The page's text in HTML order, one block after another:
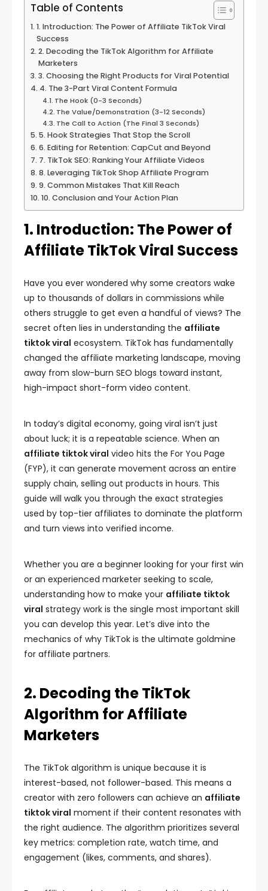
Table of Contents
1. Introduction: The Power of Affiliate TikTok Viral
Success
2. Decoding the TikTok Algorithm for Affiliate
Marketers
3. Choosing the Right Products for Viral Potential
4. The 3-Part Viral Content Formula
The Hook (0-3 Seconds)
The Value/Demonstration (3-12 Seconds)
The Call to Action (The Final 3 Seconds)
5. Hook Strategies That Stop the Scroll
6. Editing for Retention: CapCut and Beyond
7. TikTok SEO: Ranking Your Affiliate Videos
8. Leveraging TikTok Shop Affiliate Program
9. Common Mistakes That Kill Reach
10. Conclusion and Your Action Plan
1. Introduction: The Power of
Affiliate TikTok Viral Success
Have you ever wondered why some creators wake
up to thousands of dollars in commissions while
others struggle to get even a handful of views? The
secret often lies in understanding the affiliate
tiktok viral ecosystem. TikTok has fundamentally
changed the affiliate marketing landscape, moving
away from slow-burn SEO blogs toward instant,
high-impact short-form video content.
In today’s digital economy, going viral isn’t just
about luck; it is a repeatable science. When an
affiliate tiktok viral video hits the For You Page
(FYP), it can generate movement across an entire
supply chain, selling out products in hours. This
guide will walk you through the exact strategies
used by top-tier affiliates to dominate the platform
and turn views into verified income.
Whether you are a beginner looking for your first win
or an experienced marketer seeking to scale,
understanding how to make your affiliate tiktok
viral strategy work is the single most important skill
you can develop this year. Let’s dive into the
mechanics of why TikTok is the ultimate goldmine
for affiliate partners.
2. Decoding the TikTok
Algorithm for Affiliate
Marketers
The TikTok algorithm is unique because it is
interest-based, not follower-based. This means a
creator with zero followers can achieve an affiliate
tiktok viral moment if their content resonates with
the right audience. The algorithm prioritizes several
key metrics: completion rate, watch time, and
engagement (likes, comments, and shares).